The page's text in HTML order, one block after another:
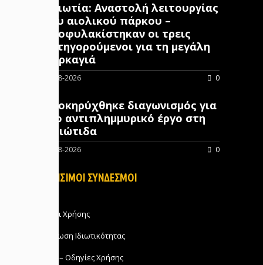
Βοιωτία: Αναστολή λειτουργίας
του αιολικού πάρκου –
Προφυλακίστηκαν οι τρεις
κατηγορούμενοι για τη μεγάλη
πυρκαγιά
07-08-2026 0
Προκηρύχθηκε διαγωνισμός για
νέo αντιπλημμυρικό έργο στη
Φθιώτιδα
07-08-2026 0
ΧΡΗΣΙΜΟΙ ΣΥΝΔΕΣΜΟΙ
Όροι Χρήσης
Δήλωση Ιδιωτικότητας
FAQ – Οδηγίες Χρήσης